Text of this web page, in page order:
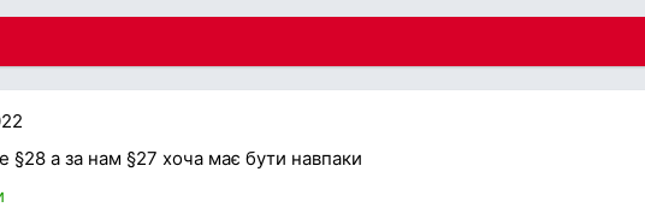
§28 а за нам §27 хоча має бути навпаки